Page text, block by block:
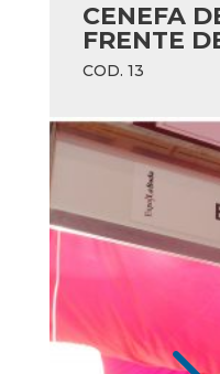
CENEFA
FRENTE
COD. 13